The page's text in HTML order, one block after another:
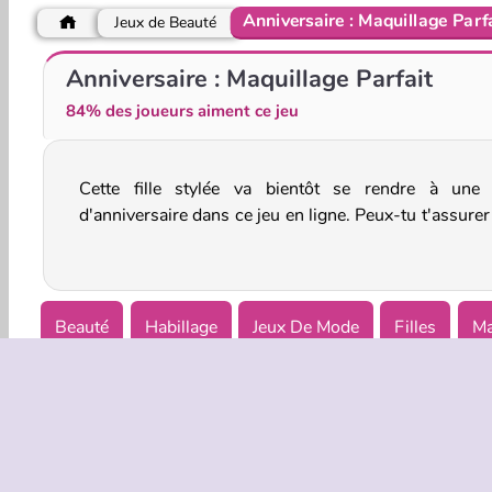
Jeux de Beauté Anniversaire : Maquillage
Anniversaire : Maquillage Parfait
84% des joueurs aiment ce jeu
Cette fille stylée va bientôt se rendre à une
d'anniversaire dans ce jeu en ligne. Peux-tu
son maquillage est vraiment parfait avant
Beauté Habillage Jeux De Mode Filles